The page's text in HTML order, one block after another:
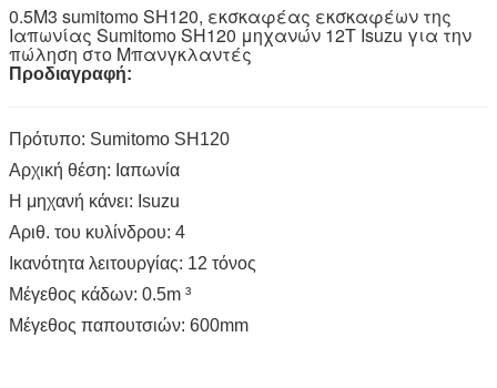
0.5M3 sumitomo SH120, εκσκαφέας εκσκαφέων της
Ιαπωνίας Sumitomo SH120 μηχανών 12T Isuzu για την
πώληση στο Μπανγκλαντές
Προδιαγραφή:
Πρότυπο: Sumitomo SH120
Αρχική θέση: Ιαπωνία
Η μηχανή κάνει: Isuzu
Αριθ. του κυλίνδρου: 4
Ικανότητα λειτουργίας: 12 τόνος
Μέγεθος κάδων: 0.5m ³
Μέγεθος παπουτσιών: 600mm